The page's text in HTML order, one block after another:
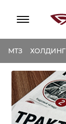
МТЗ ХОЛДИНГ